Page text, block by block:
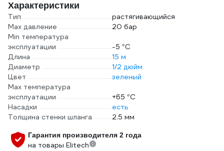
Характеристики
Тип
растягивающийся
Max давление
20 бар
Min температура
эксплуатации
-5 °С
Длина
15 м
Диаметр
1/2 дюйм
Цвет
зеленый
Мах температура
эксплуатации
+65 °С
Насадки
есть
Толщина стенки шланга
2.5 мм
Гарантия производителя 2 года
на товары Elitech